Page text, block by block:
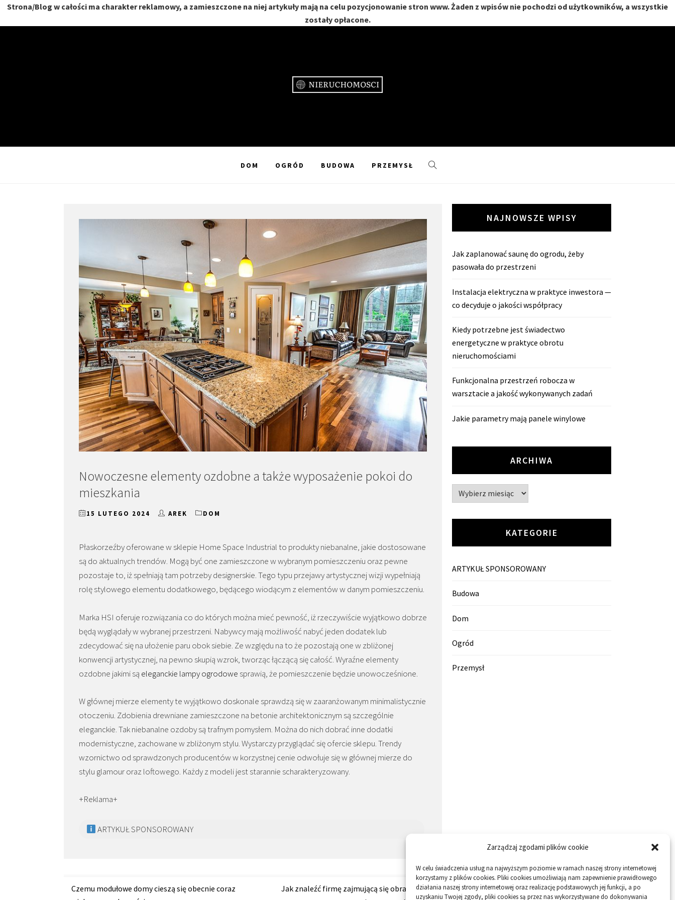
Zarządzaj zgodami plików cookie
W celu świadczenia usług na najwyższym poziomie w ramach naszej strony internetowej
korzystamy z plików cookies. Pliki cookies umożliwiają nam zapewnienie prawidłowego
działania naszej strony internetowej oraz realizację podstawowych jej funkcji, a po
uzyskaniu Twojej zgody, pliki cookies są przez nas wykorzystywane do dokonywania
Strona/Blog w całości ma charakter reklamowy, a zamieszczone na niej artykuły mają na celu pozycjonowanie stron www. Żaden z wpisów nie pochodzi od użytkowników, a wszystkie
zostały opłacone.
DOM OGRÓD BUDOWA PRZEMYSŁ
Nowoczesne elementy ozdobne a także wyposażenie pokoi do
mieszkania
15 LUTEGO 2024 AREK DOM
Płaskorzeźby oferowane w sklepie Home Space Industrial to produkty niebanalne, jakie dostosowane
są do aktualnych trendów. Mogą być one zamieszczone w wybranym pomieszczeniu oraz pewne
pozostaje to, iż spełniają tam potrzeby designerskie. Tego typu przejawy artystycznej wizji wypełniają
rolę stylowego elementu dodatkowego, będącego wiodącym z elementów w danym pomieszczeniu.
Marka HSI oferuje rozwiązania co do których można mieć pewność, iż rzeczywiście wyjątkowo dobrze
będą wyglądały w wybranej przestrzeni. Nabywcy mają możliwość nabyć jeden dodatek lub
zdecydować się na ułożenie paru obok siebie. Ze względu na to że pozostają one w zbliżonej
konwencji artystycznej, na pewno skupią wzrok, tworząc łączącą się całość. Wyraźne elementy
ozdobne jakimi są eleganckie lampy ogrodowe sprawią, że pomieszczenie będzie unowocześnione.
W głównej mierze elementy te wyjątkowo doskonale sprawdzą się w zaaranżowanym minimalistycznie
otoczeniu. Zdobienia drewniane zamieszczone na betonie architektonicznym są szczególnie
eleganckie. Tak niebanalne ozdoby są trafnym pomysłem. Można do nich dobrać inne dodatki
modernistyczne, zachowane w zbliżonym stylu. Wystarczy przyglądać się ofercie sklepu. Trendy
wzornictwo od sprawdzonych producentów w korzystnej cenie odwołuje się w głównej mierze do
stylu glamour oraz loftowego. Każdy z modeli jest starannie scharakteryzowany.
+Reklama+
ARTYKUŁ SPONSOROWANY
Zobacz
Czemu modułowe domy cieszą się obecnie coraz
Jak znaleźć firmę zajmującą się obrabianiem
NAJNOWSZE WPISY
Jak zaplanować saunę do ogrodu, żeby
pasowała do przestrzeni
Instalacja elektryczna w praktyce inwestora —
co decyduje o jakości współpracy
Kiedy potrzebne jest świadectwo
energetyczne w praktyce obrotu
nieruchomościami
Funkcjonalna przestrzeń robocza w
warsztacie a jakość wykonywanych zadań
Jakie parametry mają panele winylowe
ARCHIWA
Archiwa
KATEGORIE
ARTYKUŁ SPONSOROWANY
Budowa
Dom
Ogród
Przemysł